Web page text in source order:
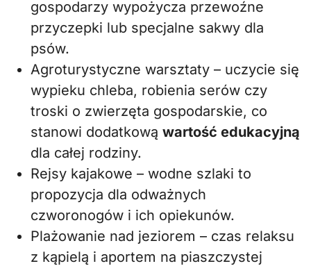
gospodarzy wypożycza przewoźne
przyczepki lub specjalne sakwy dla
psów.
Agroturystyczne warsztaty – uczycie się
wypieku chleba, robienia serów czy
troski o zwierzęta gospodarskie, co
stanowi dodatkową wartość edukacyjną
dla całej rodziny.
Rejsy kajakowe – wodne szlaki to
propozycja dla odważnych
czworonogów i ich opiekunów.
Plażowanie nad jeziorem – czas relaksu
z kąpielą i aportem na piaszczystej